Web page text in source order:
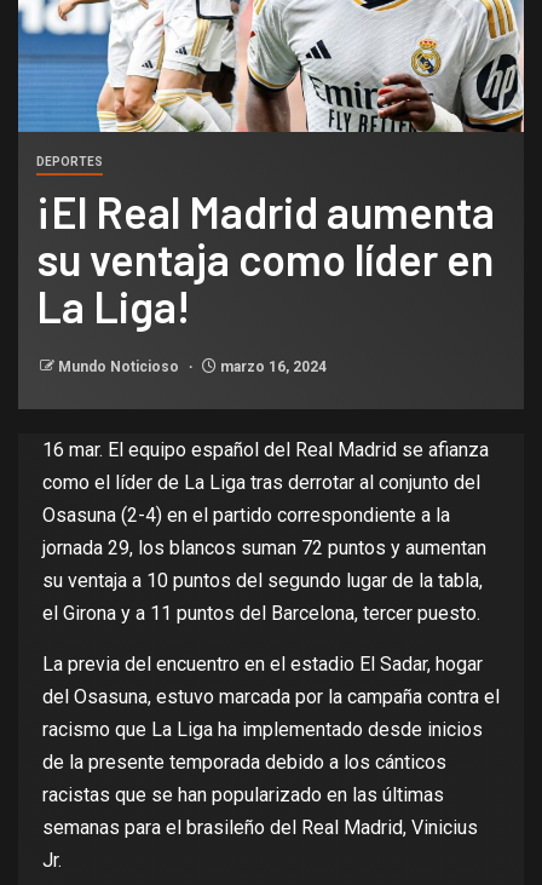
DEPORTES
¡El Real Madrid aumenta
su ventaja como líder en
La Liga!
Mundo Noticioso marzo 16, 2024
16 mar. El equipo español del Real Madrid se afianza
como el líder de La Liga tras derrotar al conjunto del
Osasuna (2-4) en el partido correspondiente a la
jornada 29, los blancos suman 72 puntos y aumentan
su ventaja a 10 puntos del segundo lugar de la tabla,
el Girona y a 11 puntos del Barcelona, tercer puesto.
La previa del encuentro en el estadio El Sadar, hogar
del Osasuna, estuvo marcada por la campaña contra el
racismo que La Liga ha implementado desde inicios
de la presente temporada debido a los cánticos
racistas que se han popularizado en las últimas
semanas para el brasileño del Real Madrid, Vinicius
Jr.